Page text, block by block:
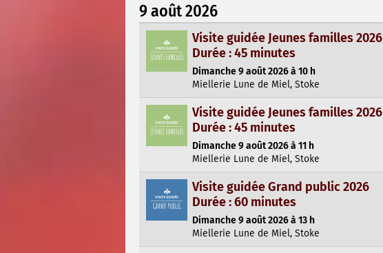
9 août 2026
Visite guidée Jeunes familles 2026
Durée : 45 minutes
Dimanche 9 août 2026 à 10 h
Miellerie Lune de Miel, Stoke
Visite guidée Jeunes familles 2026
Durée : 45 minutes
Dimanche 9 août 2026 à 11 h
Miellerie Lune de Miel, Stoke
Visite guidée Grand public 2026
Durée : 60 minutes
Dimanche 9 août 2026 à 13 h
Miellerie Lune de Miel, Stoke